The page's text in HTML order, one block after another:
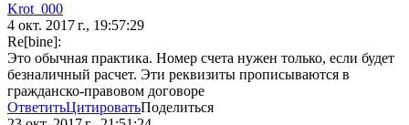
Krot_000
4 окт. 2017 г., 19:57:29
Re[bine]:
Это обычная практика. Номер счета нужен только, если будет
безналичный расчет. Эти реквизиты прописываются в
гражданско-правовом договоре
ОтветитьЦитироватьПоделиться